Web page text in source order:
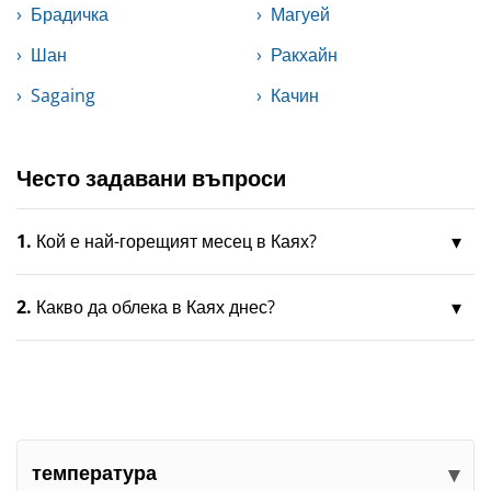
Брадичка
Магуей
Шан
Ракхайн
Sagaing
Качин
Често задавани въпроси
1. Кой е най-горещият месец в Каях?
2. Какво да облека в Каях днес?
температура